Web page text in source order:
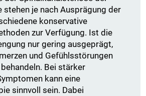
stehen je nach Ausprägung der
konservative
zur Verfügung. Ist die
nur gering ausgeprägt,
und Gefühlsstörungen
Bei stärker
kann eine
sinnvoll sein. Dabei